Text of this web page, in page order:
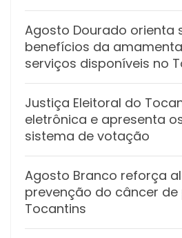
Agosto Dourado orienta
benefícios da
serviços disponíveis no
Justiça Eleitoral do
eletrônica e apresenta
sistema de votação
Agosto Branco reforça
prevenção do câncer de
Tocantins